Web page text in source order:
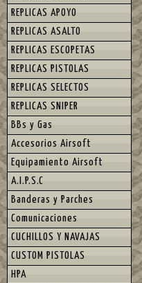
REPLICAS APOYO
REPLICAS ASALTO
REPLICAS ESCOPETAS
REPLICAS PISTOLAS
REPLICAS SELECTOS
REPLICAS SNIPER
BBs y Gas
Accesorios Airsoft
Equipamiento Airsoft
A.I.P.S.C
Banderas y Parches
Comunicaciones
CUCHILLOS Y NAVAJAS
CUSTOM PISTOLAS
HPA